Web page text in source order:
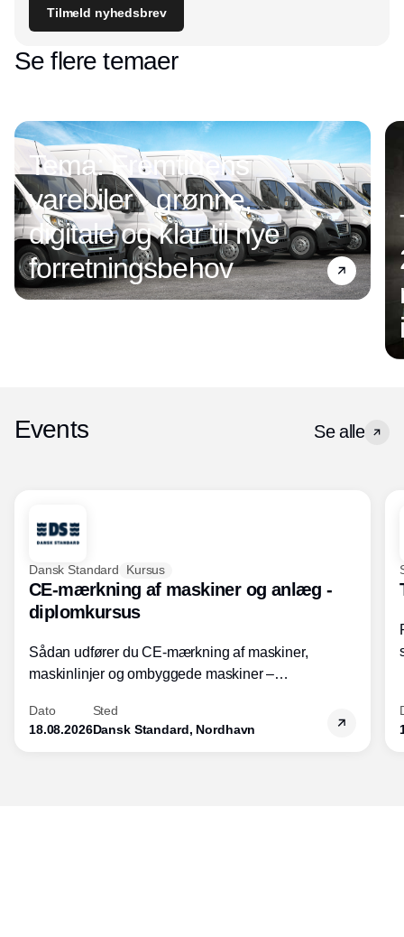
Tilmeld nyhedsbrev
Se flere temaer
Tema: Fremtidens
varebiler - grønne,
digitale og klar til nye
forretningsbehov
Events Se alle
Dansk Standard Kursus
CE-mærkning af maskiner og anlæg -
diplomkursus
Sådan udfører du CE-mærkning af maskiner,
maskinlinjer og ombyggede maskiner –
Dato
18.08.2026
Sted
Dansk Standard, Nordhavn